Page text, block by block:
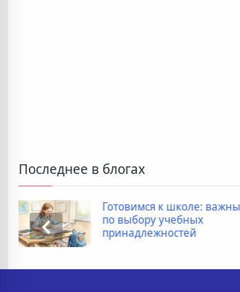
Последнее в блогах
Дополнительные
покупке
список